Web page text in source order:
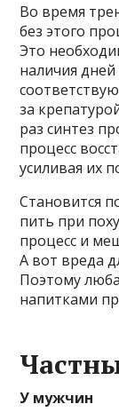
Во время
без этого
Это
наличия
за
раз синтез
процесс
усиливая их
Становится
пить при
процесс и
А вот вреда
Поэтому
напитками
У мужчин